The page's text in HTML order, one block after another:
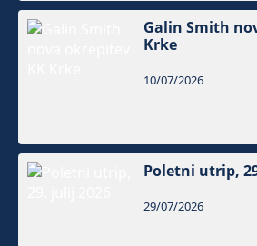
Galin Smith
Krke
10/07/2026
Poletni utrip,
29/07/2026